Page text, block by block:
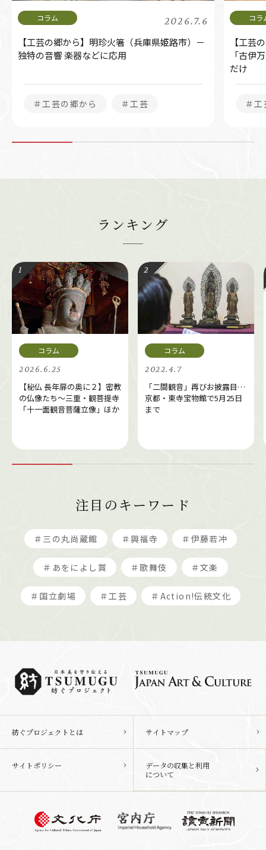
2026.7.6
【工芸の郷から】明珍火箸（兵庫県姫路市）－
独特の音響 楽器などに応用
＃工芸の郷から ＃工芸
【工芸
「古伊
だけ
＃
ランキング
2026.6.25
【秘仏 長年扉の奥に２】密教
の仏像たち～三重・観菩提寺
「十一面観音菩薩立像」ほか
2022.4.7
「二間観音」再びお披露目…
京都・東寺宝物館で5月25日
まで
注目のキーワード
＃三の丸尚蔵館 ＃興福寺 ＃伊藤若冲
＃あをによし賞 ＃歌舞伎 ＃文楽
＃国立劇場 ＃工芸 ＃Action!伝統文化
紡ぐプロジェクトとは サイトマップ
サイトポリシー
データの収集と利用
について